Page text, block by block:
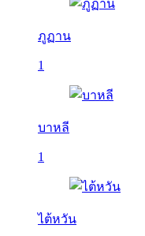
ภูฏาน
1
บาหลี
1
ไต้หวัน